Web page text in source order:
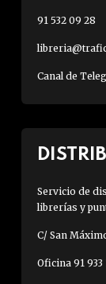
91 532 09 28
Canal de
Servicio de
librerías y
C/ San
Oficina 91 933